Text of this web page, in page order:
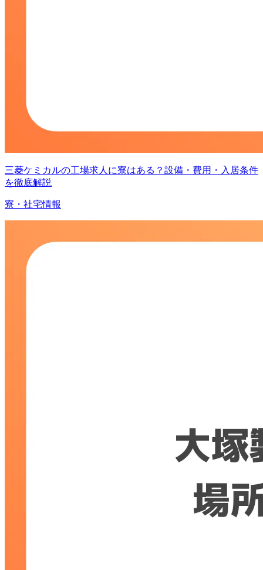
三菱ケミカルの工場求人に寮はある？設備・費用・入居条件
を徹底解説
寮・社宅情報